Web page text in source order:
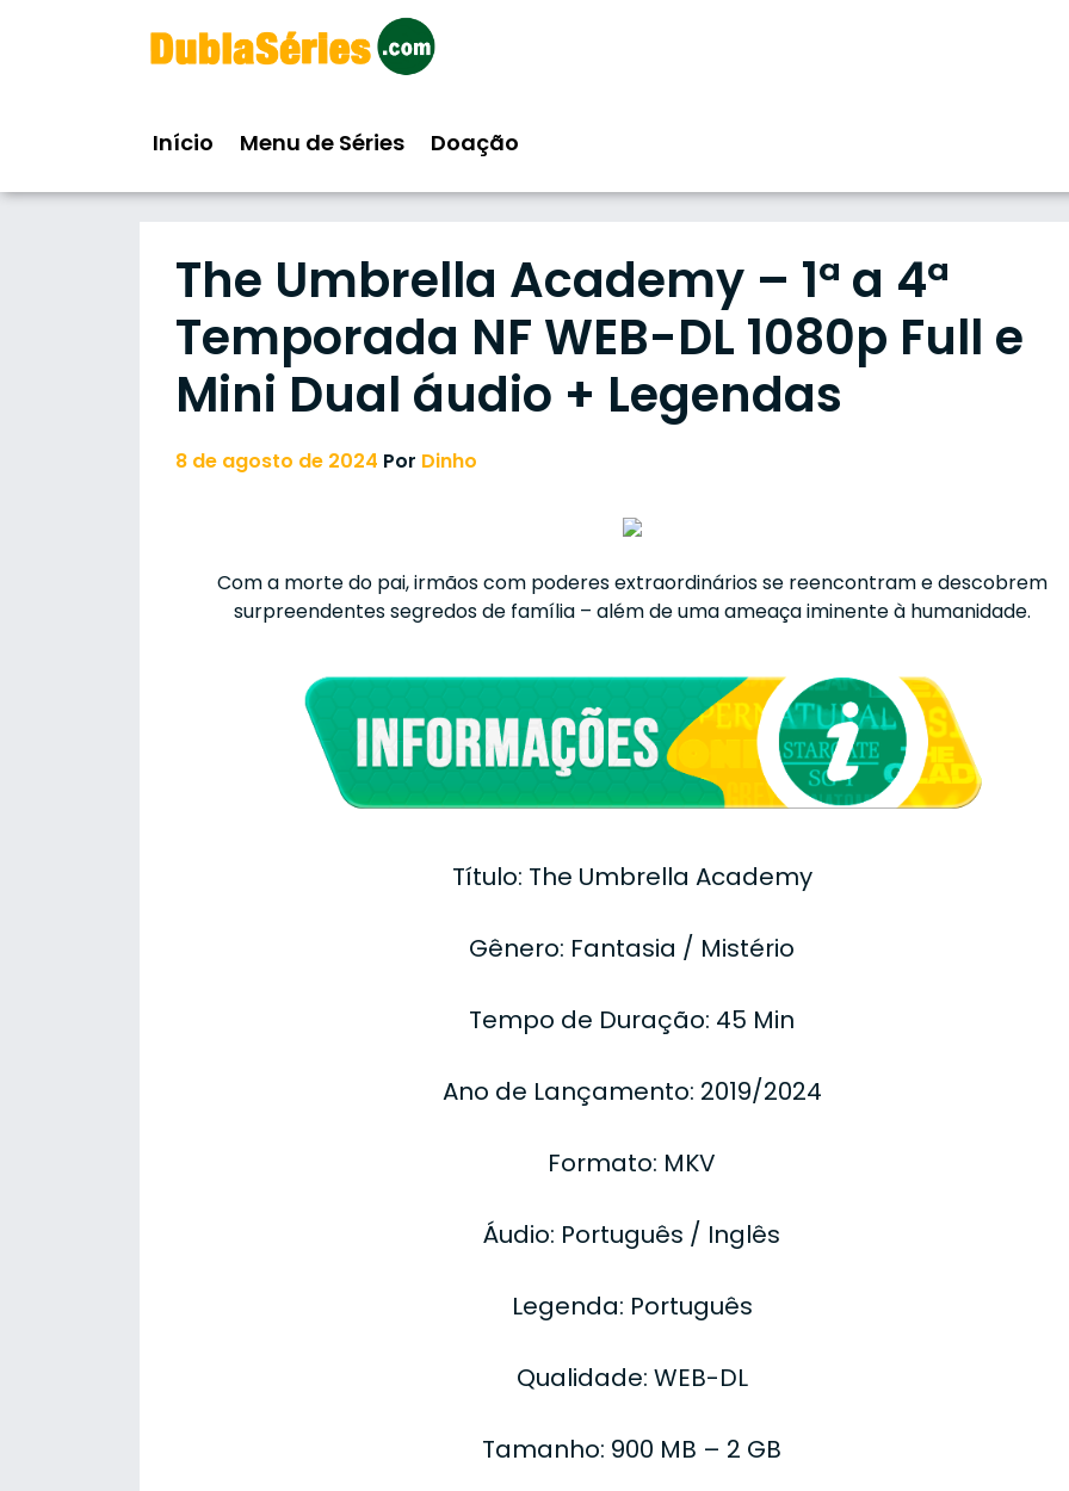
Início Menu de Séries Doação
The Umbrella Academy – 1ª a 4ª
Temporada NF WEB-DL 1080p Full e
Mini Dual áudio + Legendas
8 de agosto de 2024 Por Dinho
Com a morte do pai, irmãos com poderes extraordinários se reencontram e descobrem
surpreendentes segredos de família – além de uma ameaça iminente à humanidade.
Título: The Umbrella Academy
Gênero: Fantasia / Mistério
Tempo de Duração: 45 Min
Ano de Lançamento: 2019/2024
Formato: MKV
Áudio: Português / Inglês
Legenda: Português
Qualidade: WEB-DL
Tamanho: 900 MB – 2 GB